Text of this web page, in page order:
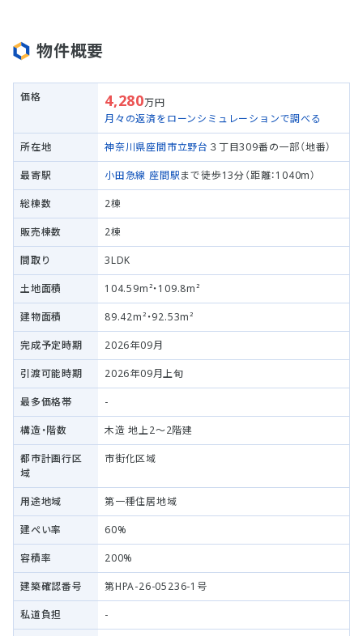
物件概要
価格 4,280万円
月々の返済をローンシミュレーションで調べる
所在地 神奈川県座間市立野台 ３丁目309番の一部（地番）
最寄駅 小田急線 座間駅まで徒歩13分（距離：1040m）
総棟数 2棟
販売棟数 2棟
間取り 3LDK
土地面積 104.59m²・109.8m²
建物面積 89.42m²・92.53m²
完成予定時期 2026年09月
引渡可能時期 2026年09月上旬
最多価格帯 -
構造・階数 木造 地上2～2階建
都市計画行区
域
市街化区域
用途地域 第一種住居地域
建ぺい率 60%
容積率 200%
建築確認番号 第HPA-26-05236-1号
私道負担 -